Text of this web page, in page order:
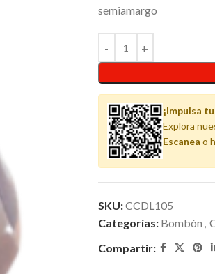
semiamargo
¡Impulsa
Explora
Escanea o
SKU:CCDL105
Categorías: Bombón
Compartir: